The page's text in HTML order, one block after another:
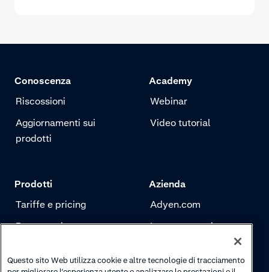
Conoscenza
Riscossioni
Aggiornamenti sui
prodotti
Academy
Webinar
Video tutorial
Prodotti
Tariffe e pricing
Pagamenti
Autenticazione
Azienda
Adyen.com
La nostra storia
Carriere
Questo sito Web utilizza cookie e altre tecnologie di tracciamento